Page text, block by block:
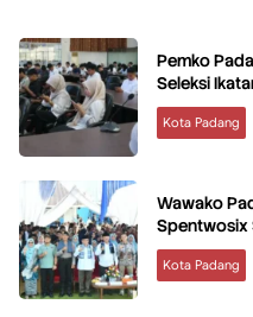
Pemko
Seleksi
Kota Padang
Wawako
Spentwosix
Kota Padang